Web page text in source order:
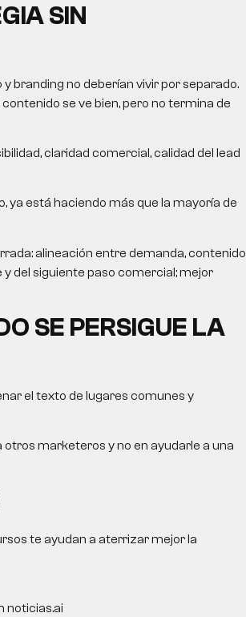
SIN
y branding no deberían vivir por separado.
se ve bien, pero no termina de
claridad comercial, calidad del lead
ya está haciendo más que la mayoría de
alineación entre demanda, contenido
del siguiente paso comercial; mejor
SE PERSIGUE LA
el texto de lugares comunes y
marketeros y no en ayudarle a una
te ayudan a aterrizar mejor la
noticias.ai